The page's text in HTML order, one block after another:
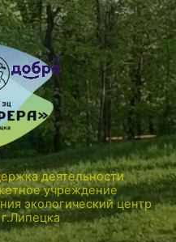
деятельности
учреждение
экологический центр